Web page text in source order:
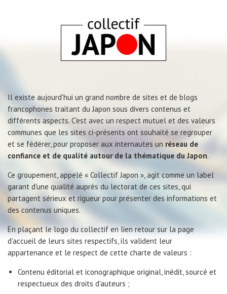
Il existe aujourd'hui un grand nombre de sites et de blogs
francophones traitant du Japon sous divers contenus et
différents aspects. C'est avec un respect mutuel et des valeurs
communes que les sites ci-présents ont souhaité se regrouper
et se fédérer, pour proposer aux internautes un réseau de
confiance et de qualité autour de la thématique du Japon.
Ce groupement, appelé « Collectif Japon », agit comme un label
garant d'une qualité auprès du lectorat de ces sites, qui
partagent sérieux et rigueur pour présenter des informations et
des contenus uniques.
En plaçant le logo du collectif en lien retour sur la page
d’accueil de leurs sites respectifs, ils valident leur
appartenance et le respect de cette charte de valeurs :
Contenu éditorial et iconographique original, inédit, sourcé et
respectueux des droits d'auteurs ;